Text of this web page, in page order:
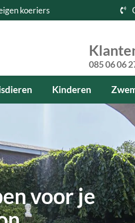
koeriers
085 06 06
Kinderen
voor je